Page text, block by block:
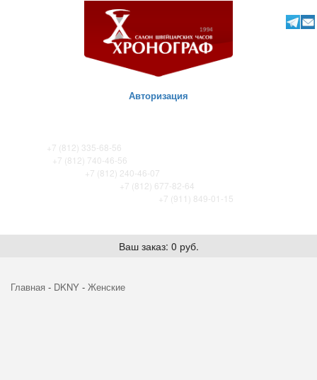
Авторизация
+7 (812) 335-68-56
+7 (812) 740-46-56
+7 (812) 240-46-07
+7 (812) 677-82-64
+7 (911) 849-01-15
Ваш заказ: 0 руб.
Главная - DKNY - Женские